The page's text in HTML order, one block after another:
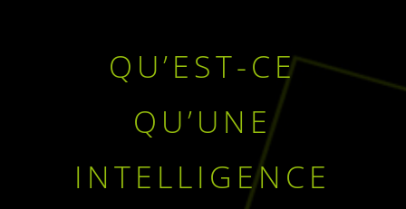
QU’EST-CE
QU’UNE
INTELLIGENCE